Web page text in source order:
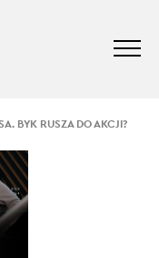
BYK RUSZA DO AKCJI?